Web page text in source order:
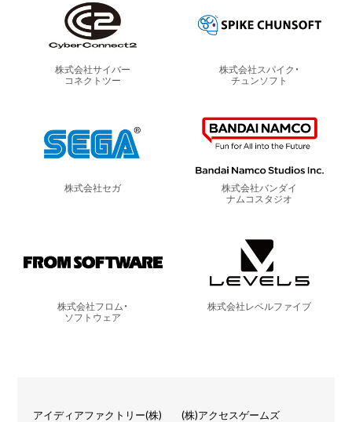
株式会社サイバー
コネクトツー
株式会社スパイク・
チュンソフト
株式会社セガ 株式会社バンダイ
ナムコスタジオ
株式会社フロム・
ソフトウェア
株式会社レベルファイブ
アイディアファクトリー(株)
(株)アクセスゲームズ